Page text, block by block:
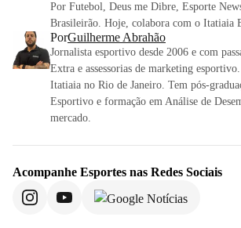
Por Futebol, Deus me Dibre, Esporte
Brasileirão. Hoje, colabora com o Itatiaia
PorGuilherme Abrahão
Jornalista esportivo desde 2006 e com
Extra e assessorias de marketing
Itatiaia no Rio de Janeiro. Tem pós-
Esportivo e formação em Análise de
mercado.
Acompanhe Esportes nas Redes Sociais